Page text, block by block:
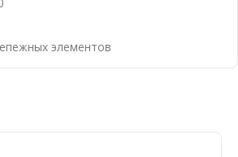
элементов